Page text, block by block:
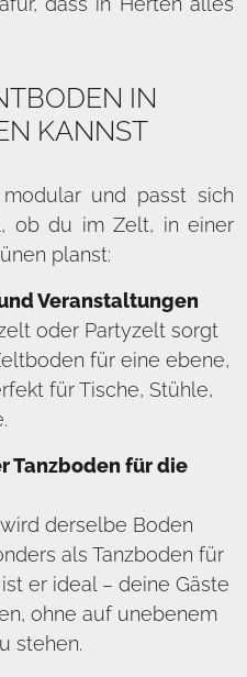
IN
KANNST
und passt sich
ob du im Zelt, in einer
planst:
Veranstaltungen
oder Partyzelt sorgt
für eine ebene,
für Tische, Stühle,
Tanzboden für die
derselbe Boden
als Tanzboden für
er ideal – deine Gäste
ohne auf unebenem
stehen.